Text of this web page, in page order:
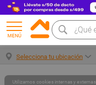
MENÚ
Selecciona tu ubicación
Utilizamos cookies internas y